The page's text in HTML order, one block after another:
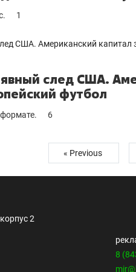
1
явный след США.
футбол
6
« Previous
2
8